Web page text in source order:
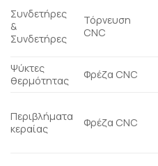
Συνδετήρες
&
Συνδετήρες
Τόρνευση
CNC
Ψύκτες
θερμότητας
Φρέζα CNC
Περιβλήματα
κεραίας
Φρέζα CNC